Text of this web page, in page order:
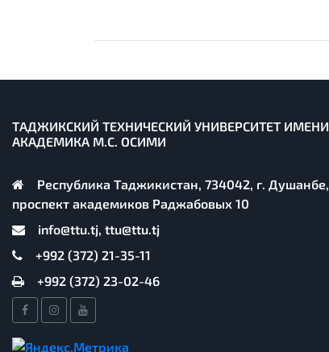
ТАДЖИКСКИЙ ТЕХНИЧЕСКИЙ УНИВЕРСИТЕТ ИМЕНИ
АКАДЕМИКА М.С. ОСИМИ
Республика Таджикистан, 734042, г. Душанбе,
проспект академиков Раджабовых 10
info@ttu.tj, ttu@ttu.tj
+992 (372) 21-35-11
+992 (372) 23-02-46